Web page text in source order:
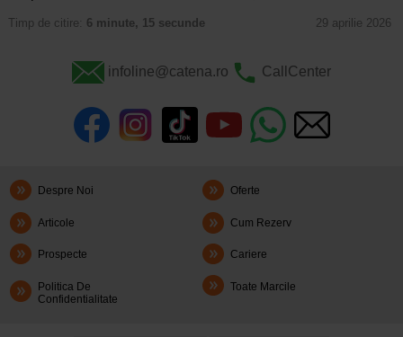
Timp de citire: 6 minute, 15 secunde 29 aprilie 2026
infoline@catena.ro CallCenter
Despre Noi Oferte
Articole Cum Rezerv
Prospecte Cariere
Politica De
Confidentialitate
Toate Marcile